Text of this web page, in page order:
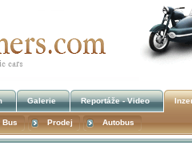
Galerie Reportáže - Video
Bus Prodej Autobus